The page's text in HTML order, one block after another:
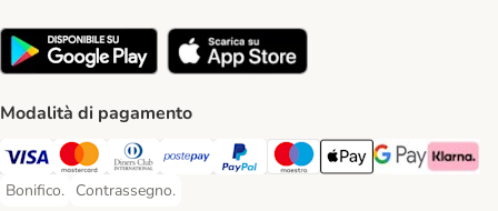
Modalità di pagamento
Visa. Payment Method
Mastercard. Payment Method
Diners Club. Payment Method
Postepay. Payment Method
PayPal. Payment Method
Maestro. Payment Method
Apple pay. Payment
Google Pay
Klarna
Bonifico.
Bonifico. Payment Method
Contrassegno.
Contrassegno. Payment Method